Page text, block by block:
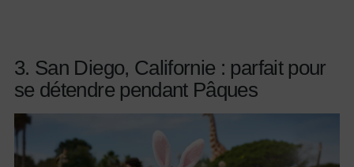
3. San Diego, Californie : parfait pour
se détendre pendant Pâques